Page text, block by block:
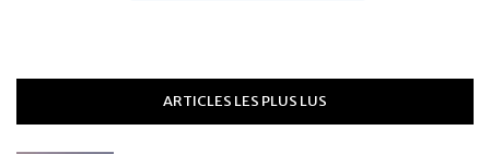
ARTICLES LES PLUS LUS